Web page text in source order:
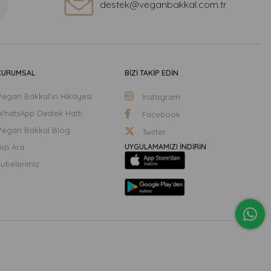
destek@veganbakkal.com.tr
Bakkal'ın Hikayesi
Destek Hattı
Bakkal Blog
Ara
BİZİ TAKİP EDİN
Instagram
Facebook
Twitter
UYGULAMAMIZI İNDİRİN